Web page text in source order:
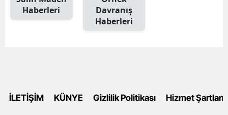
Haberleri
Davranış
Haberleri
İLETİŞİM KÜNYE Gizlilik Politikası Hizmet Şartları